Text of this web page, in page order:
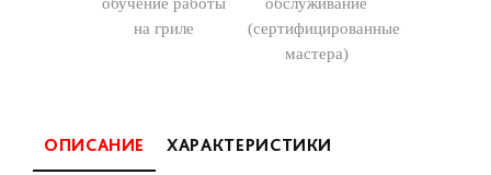
обучение работы
на гриле
обслуживание
(сертифицированные
мастера)
ОПИСАНИЕ ХАРАКТЕРИСТИКИ